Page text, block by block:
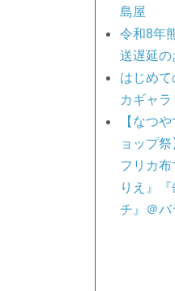
島屋
令和8年
送遅延
はじめ
カギャラ
【なつ
ョップ
フリカ
りえ』
チ』＠